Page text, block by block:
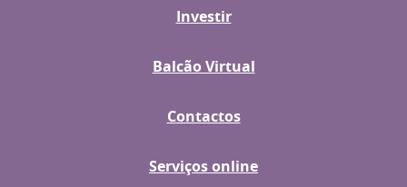
Investir
Balcão Virtual
Contactos
Serviços online